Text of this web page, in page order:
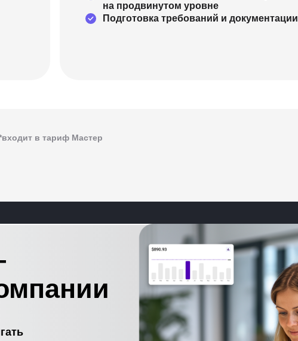
на продвинутом уровне
Подготовка требований и документации
в тариф Мастер